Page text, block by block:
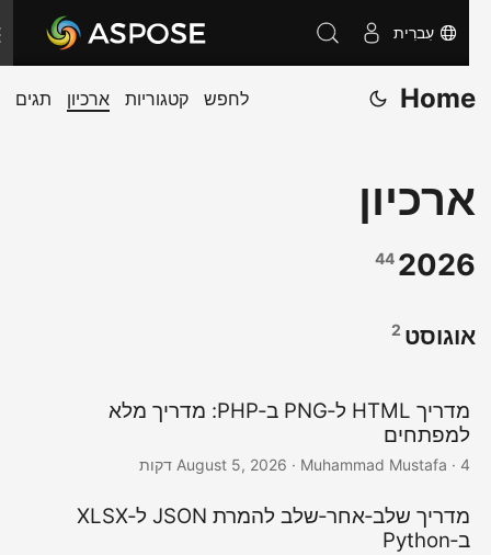
עִברִית
Home לחפש קטגוריות ארכיון תגים
ארכיון
2026
44
אוגוסט2
מדריך HTML ל‑PNG ב‑PHP: מדריך מלא
למפתחים
August 5, 2026 · Muhammad Mustafa · 4 דקות
מדריך שלב‑אחר‑שלב להמרת JSON ל‑XLSX
ב‑Python